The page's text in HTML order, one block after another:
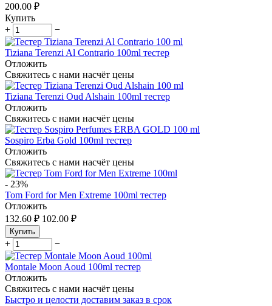
200.00 ₽
Купить
+
−
Tiziana Terenzi Al Contrario 100ml тестер
Отложить
Свяжитесь с нами насчёт цены
Tiziana Terenzi Oud Alshain 100ml тестер
Отложить
Свяжитесь с нами насчёт цены
Sospiro Erba Gold 100ml тестер
Отложить
Свяжитесь с нами насчёт цены
- 23%
Tom Ford for Men Extreme 100ml тестер
Отложить
132.60 ₽ 102.00 ₽
Купить
+ −
Montale Moon Aoud 100ml тестер
Отложить
Свяжитесь с нами насчёт цены
Быстро и целости доставим заказ в срок